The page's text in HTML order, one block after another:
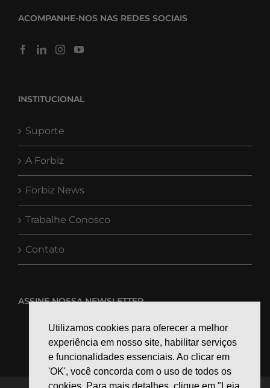
ACOMPANHE-NOS NAS REDES SOCIAIS
INSTITUCIONAL
Suporte
A Forbiz
Forbiz News
Trabalhe Conosco
Contato
ASSINE NOSSA NEWSLETTER
Utilizamos cookies para oferecer a melhor
experiência em nosso site, habilitar serviços
e funcionalidades essenciais. Ao clicar em
'OK', você concorda com o uso de todos os